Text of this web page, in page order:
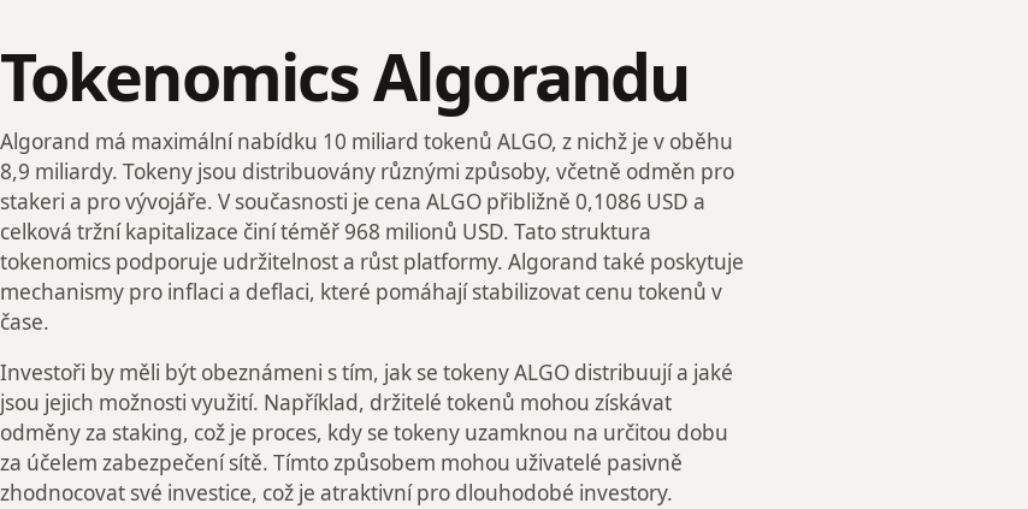
Tokenomics Algorandu
Algorand má maximální nabídku 10 miliard tokenů ALGO, z nichž je v oběhu
8,9 miliardy. Tokeny jsou distribuovány různými způsoby, včetně odměn pro
stakeri a pro vývojáře. V současnosti je cena ALGO přibližně 0,1086 USD a
celková tržní kapitalizace činí téměř 968 milionů USD. Tato struktura
tokenomics podporuje udržitelnost a růst platformy. Algorand také poskytuje
mechanismy pro inflaci a deflaci, které pomáhají stabilizovat cenu tokenů v
čase.
Investoři by měli být obeznámeni s tím, jak se tokeny ALGO distribuují a jaké
jsou jejich možnosti využití. Například, držitelé tokenů mohou získávat
odměny za staking, což je proces, kdy se tokeny uzamknou na určitou dobu
za účelem zabezpečení sítě. Tímto způsobem mohou uživatelé pasivně
zhodnocovat své investice, což je atraktivní pro dlouhodobé investory.